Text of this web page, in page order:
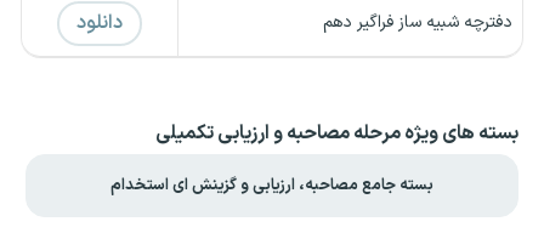
دفترچه شبیه ساز فراگیر دهم دانلود
بسته های ویژه مرحله مصاحبه و ارزیابی تکمیلی
بسته جامع مصاحبه، ارزیابی و گزینش ای استخدام